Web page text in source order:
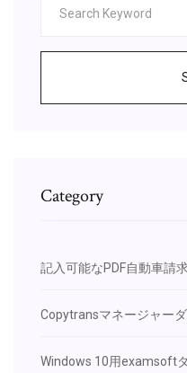
Category
記入可能なPDF自動車請
Copytransマネージャー
Windows 10用examsoft